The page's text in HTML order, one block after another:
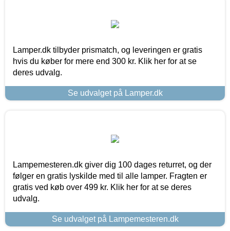
Lamper.dk tilbyder prismatch, og leveringen er gratis
hvis du køber for mere end 300 kr. Klik her for at se
deres udvalg.
Se udvalget på Lamper.dk
Lampemesteren.dk giver dig 100 dages returret, og der
følger en gratis lyskilde med til alle lamper. Fragten er
gratis ved køb over 499 kr. Klik her for at se deres
udvalg.
Se udvalget på Lampemesteren.dk